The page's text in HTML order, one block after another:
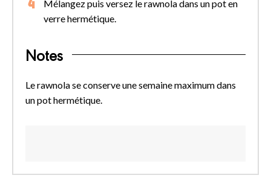
Mélangez puis versez le rawnola dans un pot en
verre hermétique.
Notes
Le rawnola se conserve une semaine maximum dans
un pot hermétique.